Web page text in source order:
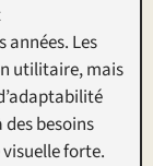
Les
utilitaire, mais
besoins
forte.